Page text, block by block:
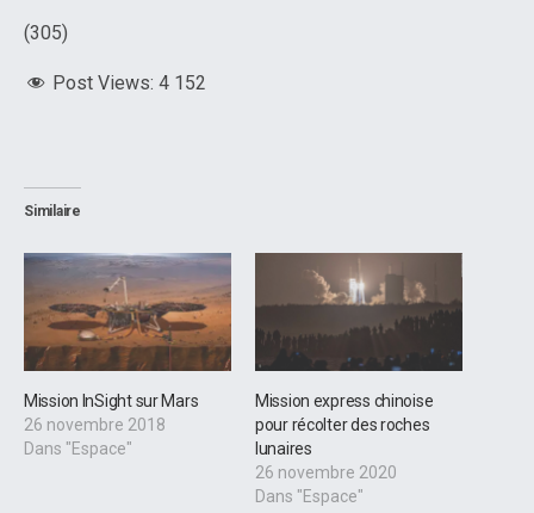
(305)
Post Views: 4 152
Similaire
Mission InSight sur Mars
26 novembre 2018
Dans "Espace"
Mission express chinoise
pour récolter des roches
lunaires
26 novembre 2020
Dans "Espace"